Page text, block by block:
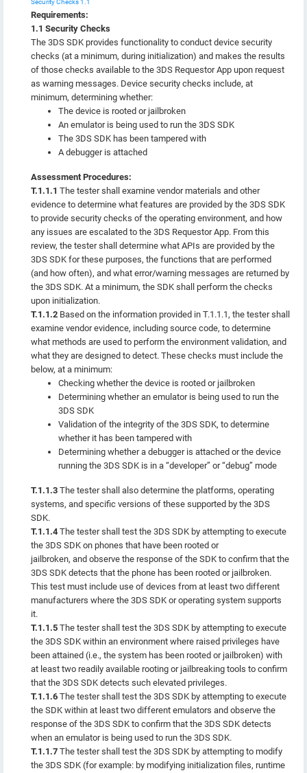
Requirements:
1.1 Security Checks
The 3DS SDK provides functionality to conduct device security
checks (at a minimum, during initialization) and makes the results
of those checks available to the 3DS Requestor App upon request
as warning messages. Device security checks include, at
minimum, determining whether:
The device is rooted or jailbroken
An emulator is being used to run the 3DS SDK
The 3DS SDK has been tampered with
A debugger is attached
Assessment Procedures:
T.1.1.1 The tester shall examine vendor materials and other
evidence to determine what features are provided by the 3DS SDK
to provide security checks of the operating environment, and how
any issues are escalated to the 3DS Requestor App. From this
review, the tester shall determine what APIs are provided by the
3DS SDK for these purposes, the functions that are performed
(and how often), and what error/warning messages are returned by
the 3DS SDK. At a minimum, the SDK shall perform the checks
upon initialization.
T.1.1.2 Based on the information provided in T.1.1.1, the tester shall
examine vendor evidence, including source code, to determine
what methods are used to perform the environment validation, and
what they are designed to detect. These checks must include the
below, at a minimum:
Checking whether the device is rooted or jailbroken
Determining whether an emulator is being used to run the
3DS SDK
Validation of the integrity of the 3DS SDK, to determine
whether it has been tampered with
Determining whether a debugger is attached or the device
running the 3DS SDK is in a “developer” or “debug” mode
T.1.1.3 The tester shall also determine the platforms, operating
systems, and specific versions of these supported by the 3DS
SDK.
T.1.1.4 The tester shall test the 3DS SDK by attempting to execute
the 3DS SDK on phones that have been rooted or
jailbroken, and observe the response of the SDK to confirm that the
3DS SDK detects that the phone has been rooted or jailbroken.
This test must include use of devices from at least two different
manufacturers where the 3DS SDK or operating system supports
it.
T.1.1.5 The tester shall test the 3DS SDK by attempting to execute
the 3DS SDK within an environment where raised privileges have
been attained (i.e., the system has been rooted or jailbroken) with
at least two readily available rooting or jailbreaking tools to confirm
that the 3DS SDK detects such elevated privileges.
T.1.1.6 The tester shall test the 3DS SDK by attempting to execute
the SDK within at least two different emulators and observe the
response of the 3DS SDK to confirm that the 3DS SDK detects
when an emulator is being used to run the 3DS SDK.
T.1.1.7 The tester shall test the 3DS SDK by attempting to modify
the 3DS SDK (for example: by modifying initialization files, runtime